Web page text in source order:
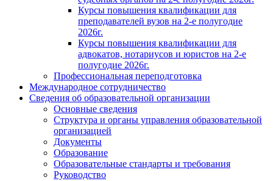
Курсы повышения квалификации для
преподавателей вузов на 2-е полугодие
2026г.
Курсы повышения квалификации для
адвокатов, нотариусов и юристов на 2-е
полугодие 2026г.
Профессиональная переподготовка
Международное сотрудничество
Сведения об образовательной организации
Основные сведения
Структура и органы управления образовательной
организацией
Документы
Образование
Образовательные стандарты и требования
Руководство